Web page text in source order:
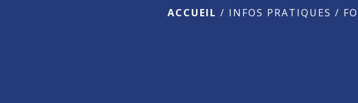
ACCUEIL / INFOS PRATIQUES /